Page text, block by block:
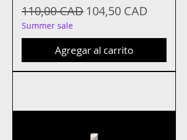
Precio
110,00 CAD Precio de oferta
104,50 CAD
Summer sale
Agregar al carrito